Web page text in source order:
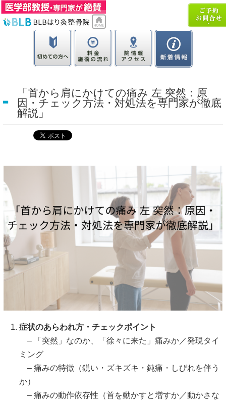
「首から肩にかけての痛み 左 突然：原
因・チェック方法・対処法を専門家が徹底
解説」
症状のあらわれ方・チェックポイント
– 「突然」なのか、「徐々に来た」痛みか／発現タイ
ミング
– 痛みの特徴（鋭い・ズキズキ・鈍痛・しびれを伴う
か）
– 痛みの動作依存性（首を動かすと増すか／動かさな